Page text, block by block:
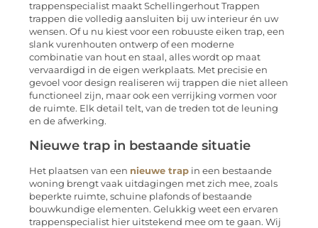
trappenspecialist maakt Schellingerhout Trappen
trappen die volledig aansluiten bij uw interieur én uw
wensen. Of u nu kiest voor een robuuste eiken trap, een
slank vurenhouten ontwerp of een moderne
combinatie van hout en staal, alles wordt op maat
vervaardigd in de eigen werkplaats. Met precisie en
gevoel voor design realiseren wij trappen die niet alleen
functioneel zijn, maar ook een verrijking vormen voor
de ruimte. Elk detail telt, van de treden tot de leuning
en de afwerking.
Nieuwe trap in bestaande situatie
Het plaatsen van een nieuwe trap in een bestaande
woning brengt vaak uitdagingen met zich mee, zoals
beperkte ruimte, schuine plafonds of bestaande
bouwkundige elementen. Gelukkig weet een ervaren
trappenspecialist hier uitstekend mee om te gaan. Wij